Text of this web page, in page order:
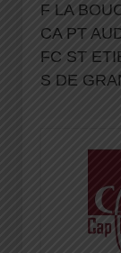
F LA
CA PT
FC ST
S DE